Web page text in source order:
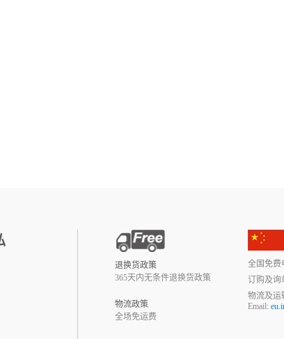
退换货政策
365天内无条件退换货政策
物流政策
全场免运费
全国免费
订购及
物流及
Email: